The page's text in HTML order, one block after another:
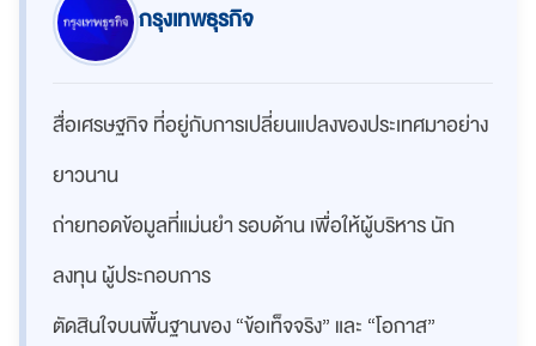
กรุงเทพธุรกิจ
สื่อเศรษฐกิจ ที่อยู่กับการเปลี่ยนแปลงของประเทศมาอย่าง
ยาวนาน
ถ่ายทอดข้อมูลที่แม่นยำ รอบด้าน เพื่อให้ผู้บริหาร นัก
ลงทุน ผู้ประกอบการ
ตัดสินใจบนพื้นฐานของ “ข้อเท็จจริง” และ “โอกาส”